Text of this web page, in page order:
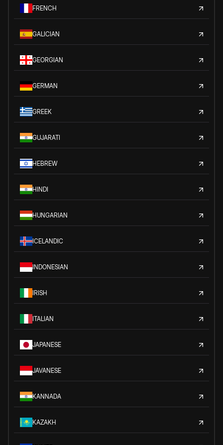
FRENCH
GALICIAN
GEORGIAN
GERMAN
GREEK
GUJARATI
HEBREW
HINDI
HUNGARIAN
ICELANDIC
INDONESIAN
IRISH
ITALIAN
JAPANESE
JAVANESE
KANNADA
KAZAKH